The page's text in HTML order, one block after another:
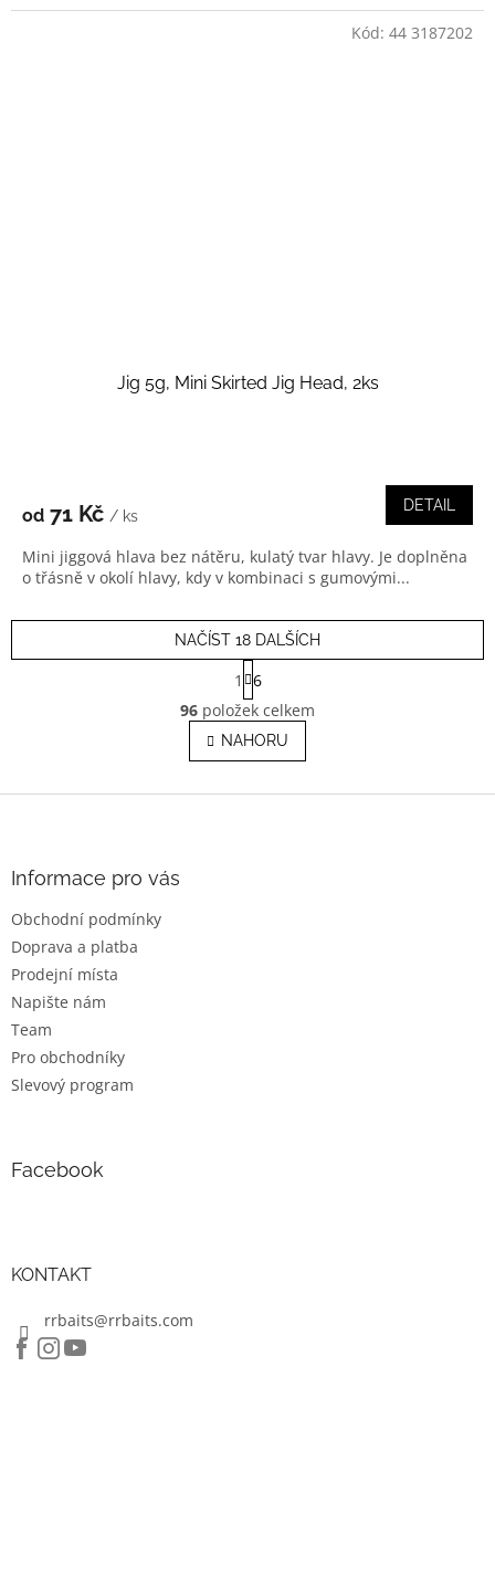
Jig 5g, Mini Skirted Jig Head, 2ks
od 71 Kč / ks
DETAIL
Mini jiggová hlava bez nátěru, kulatý tvar hlavy. Je doplněna
o třásně v okolí hlavy, kdy v kombinaci s gumovými...
Kód: 44 3187202
O
v
l
á
NAČÍST 18 DALŠÍCH
t
r
á
n
k
v
1
6
96 položek celkem
NAHORU
Informace pro vás
Obchodní podmínky
Doprava a platba
Prodejní místa
Napište nám
Team
Pro obchodníky
Slevový program
Facebook
KONTAKT
rrbaits@rrbaits.com